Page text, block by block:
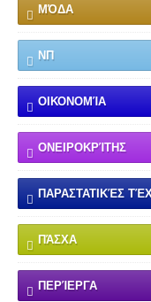
ΜΌΔΑ
ΝΠ
ΟΙΚΟΝΟΜΊΑ
ΟΝΕΙΡΟΚΡΊΤΗΣ
ΠΑΡΑΣΤΑΤΙΚΈΣ
ΠΆΣΧΑ
ΠΕΡΊΕΡΓΑ